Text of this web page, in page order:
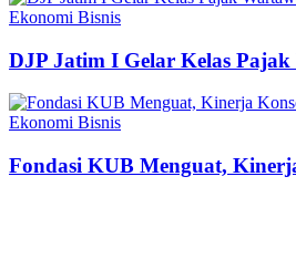
Ekonomi Bisnis
DJP Jatim I Gelar Kelas
Ekonomi Bisnis
Fondasi KUB Menguat,